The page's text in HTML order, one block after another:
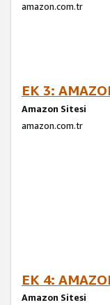
amazon.com.tr
EK 3:
Amazon Sitesi
amazon.com.tr
EK 4:
Amazon Sitesi